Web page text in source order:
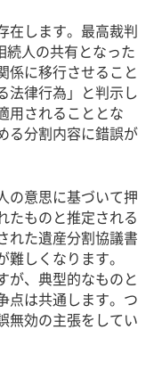
在します。最高裁判
人の共有となった
係に移行させること
法律行為」と判示し
用されることとな
る分割内容に錯誤が
の意思に基づいて押
たものと推定される
れた遺産分割協議書
しくなります。
が、典型的なものと
点は共通します。つ
無効の主張をしてい